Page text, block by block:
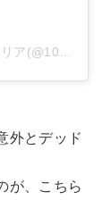
シェアした投稿
外とデッド
が、こちら